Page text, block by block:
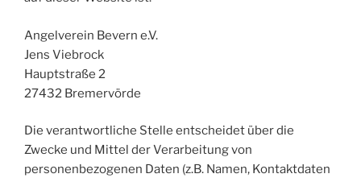
Angelverein Bevern e.V.
Jens Viebrock
Hauptstraße 2
27432 Bremervörde
Die verantwortliche Stelle entscheidet über die
Zwecke und Mittel der Verarbeitung von
personenbezogenen Daten (z.B. Namen, Kontaktdaten